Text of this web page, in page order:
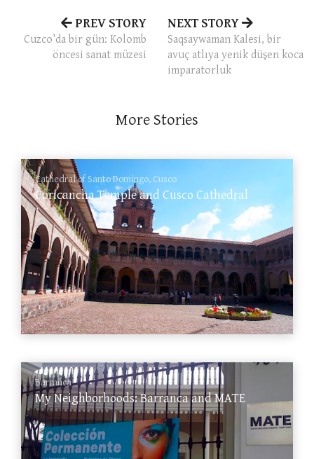
PREV STORY
Cuzco’da bir gün: Kolomb
öncesi sanat müzesi
NEXT STORY
Saqsaywaman Kalesi, bir
avuç atlıya yenik düşen koca
imparatorluk
More Stories
Cathedral of Santo Domingo, Cusco
Coricancha Temple and Cusco Cathedral
Barranca
My Neighborhoods: Barranca and MATE